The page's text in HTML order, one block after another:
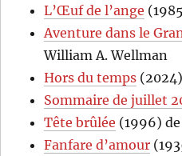
L’Œuf de l’ange
Aventure dans le
William A. Wellman
Hors du temps
Sommaire de juillet
Tête brûlée (1996)
Fanfare d’amour